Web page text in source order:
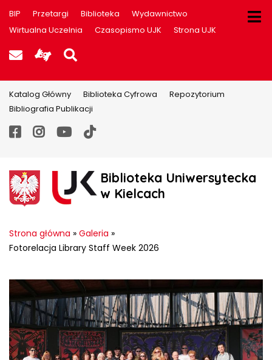
BIP Przetargi Biblioteka
Wydawnictwo
Wirtualna Uczelnia
Czasopismo UJK Strona UJK
Poczta UJK
Informacje dla użytkowników
Szukaj na stronie
Katalog Główny Biblioteka Cyfrowa
Repozytorium
Bibliografia Publikacji
Facebook
Instagram
YouTube
TikTok
Biblioteka Uniwersytecka
w Kielcach
Strona główna » Galeria »
Fotorelacja Library Staff Week 2026